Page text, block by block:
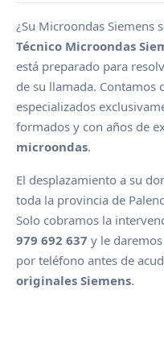
¿Su Microondas Siemens
Técnico Microondas
está preparado para
de su llamada. Contamos
especializados
formados y con años de
microondas.
El desplazamiento a su
toda la provincia de
Solo cobramos la
979 692 637 y le
por teléfono antes de
originales Siemens.